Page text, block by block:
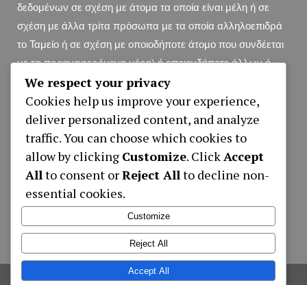
δεδομένων σε σχέση με άτομα τα οποία είναι μέλη ή σε
σχέση με άλλα τρίτα πρόσωπα με τα οποία αλληλοεπιδρά
το Ταμείο ή σε σχέση με οποιοδήποτε άτομο που συνδέεται
με τα προαναφερόμενα μέρη) ή οποιονδήποτε άλλων ή
διαφορετικά.
Ειδοποίηση Απορρήτου (pdf File)
Αιτήσεις
ΑΙΤΗΣΗ ΕΓΓΡΑΦΗΣ ΝΕΟΥ ΜΕΛΟΥΣ
ΑΙΤΗΣΗ ΣΥΝΑΨΗΣ ΔΑΝΕΙΟΥ ΜΟΝΟ
ΑΙΤΗΣΗ ΑΝΑΛΗΨΗΣ ΕΙΣΦΟΡΩΝ
©2026 Hotel Employees Provident Fund
We respect your privacy
Cookies help us improve your experience,
deliver personalized content, and analyze
traffic. You can choose which cookies to
allow by clicking Customize. Click Accept
All to consent orReject All to decline non-
essential cookies.
Customize
Reject All
Accept All